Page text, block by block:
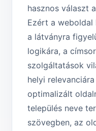
hasznos választ
Ezért a weboldal
a látványra
logikára, a
szolgáltatások
helyi
optimalizált
település neve
szövegben, az